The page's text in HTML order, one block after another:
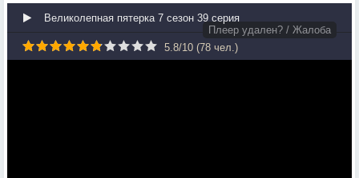
Великолепная пятерка 7 сезон 39 серия
Плеер удален? / Жалоба
5.8/10 (78 чел.)